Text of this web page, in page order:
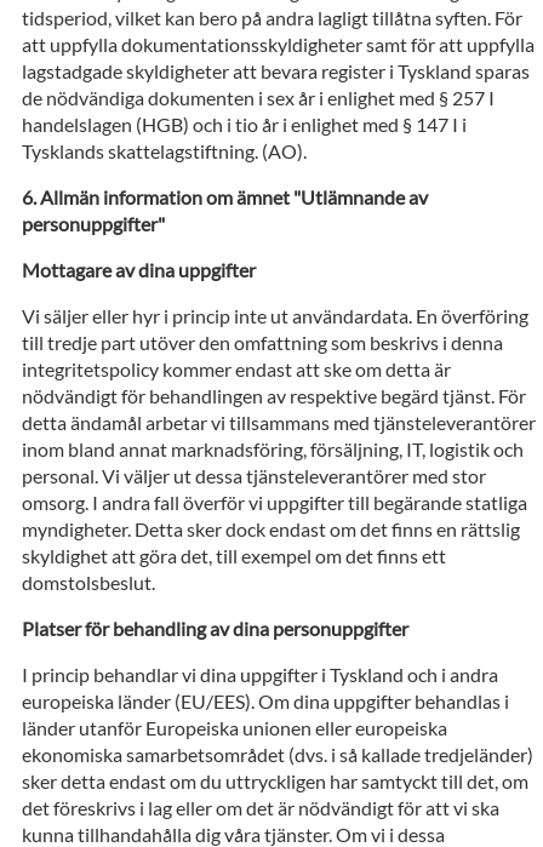
tidsperiod, vilket kan bero på andra lagligt tillåtna syften. För
att uppfylla dokumentationsskyldigheter samt för att uppfylla
lagstadgade skyldigheter att bevara register i Tyskland sparas
de nödvändiga dokumenten i sex år i enlighet med § 257 I
handelslagen (HGB) och i tio år i enlighet med § 147 I i
Tysklands skattelagstiftning. (AO).
Allmän information om ämnet "Utlämnande av
personuppgifter"
Mottagare av dina uppgifter
Vi säljer eller hyr i princip inte ut användardata. En överföring
till tredje part utöver den omfattning som beskrivs i denna
integritetspolicy kommer endast att ske om detta är
nödvändigt för behandlingen av respektive begärd tjänst. För
detta ändamål arbetar vi tillsammans med tjänsteleverantörer
inom bland annat marknadsföring, försäljning, IT, logistik och
personal. Vi väljer ut dessa tjänsteleverantörer med stor
omsorg. I andra fall överför vi uppgifter till begärande statliga
myndigheter. Detta sker dock endast om det finns en rättslig
skyldighet att göra det, till exempel om det finns ett
domstolsbeslut.
Platser för behandling av dina personuppgifter
I princip behandlar vi dina uppgifter i Tyskland och i andra
europeiska länder (EU/EES). Om dina uppgifter behandlas i
länder utanför Europeiska unionen eller europeiska
ekonomiska samarbetsområdet (dvs. i så kallade tredjeländer)
sker detta endast om du uttryckligen har samtyckt till det, om
det föreskrivs i lag eller om det är nödvändigt för att vi ska
kunna tillhandahålla dig våra tjänster. Om vi i dessa